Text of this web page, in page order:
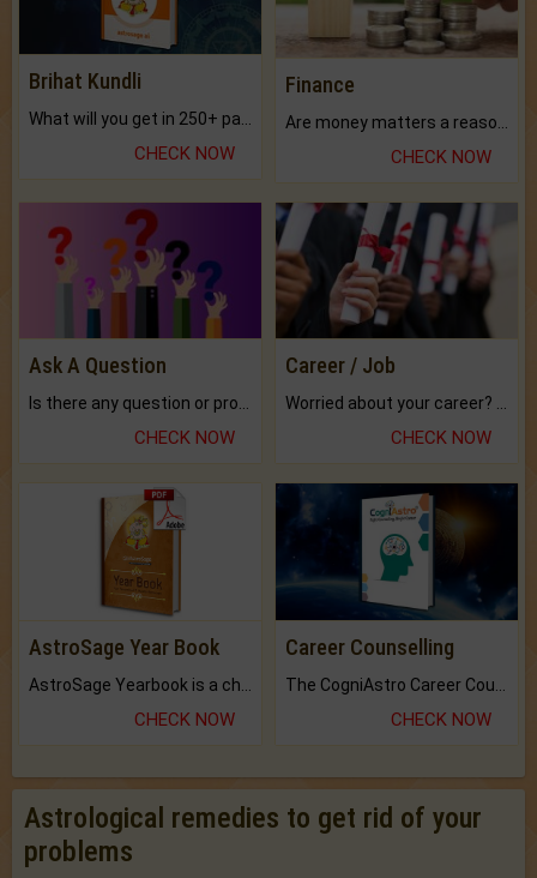
Brihat Kundli
CHECK NOW
Finance
CHECK NOW
Ask A Question
CHECK NOW
Career / Job
CHECK NOW
AstroSage Year Book
CHECK NOW
Career Counselling
CHECK NOW
Astrological remedies to get rid of your
problems